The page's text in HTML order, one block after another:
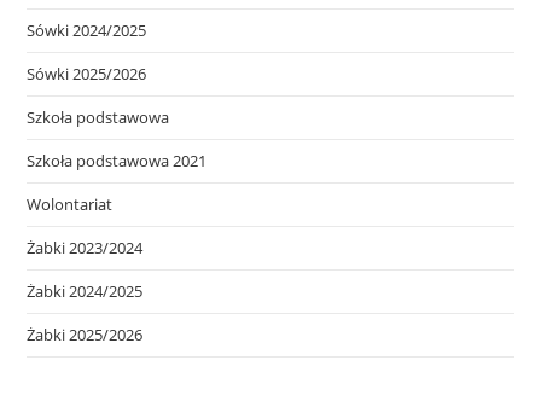
Sówki 2024/2025
Sówki 2025/2026
Szkoła podstawowa
Szkoła podstawowa 2021
Wolontariat
Żabki 2023/2024
Żabki 2024/2025
Żabki 2025/2026